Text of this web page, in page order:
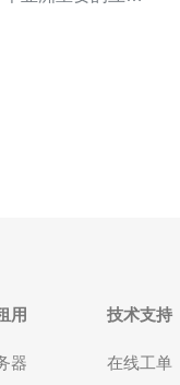
本文将为您介绍
用
器
技术支持
在线工单